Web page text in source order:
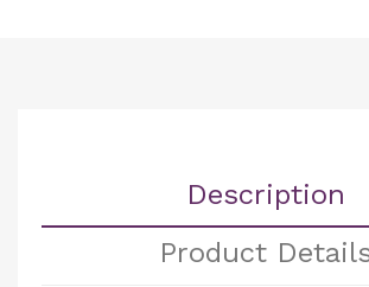
Description
Product